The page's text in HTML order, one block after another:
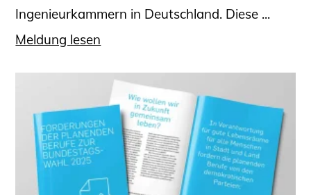
Ingenieurkammern in Deutschland. Diese ...
Meldung lesen